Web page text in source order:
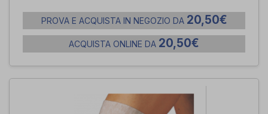
PROVA E ACQUISTA IN NEGOZIO DA 20,50€
ACQUISTA ONLINE DA 20,50€